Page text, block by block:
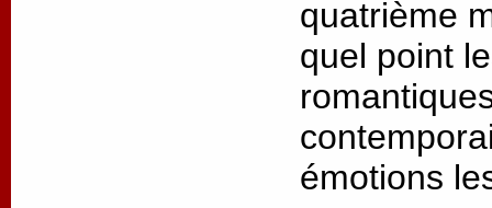
quatrième
quel point
émotions